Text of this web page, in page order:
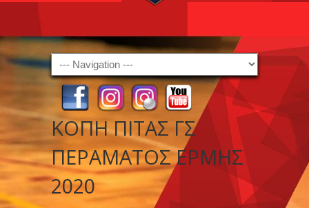
Navigation
ΚΟΠΗ ΠΙΤΑΣ ΓΣ
ΠΕΡΑΜΑΤΟΣ ΕΡΜΗΣ
2020